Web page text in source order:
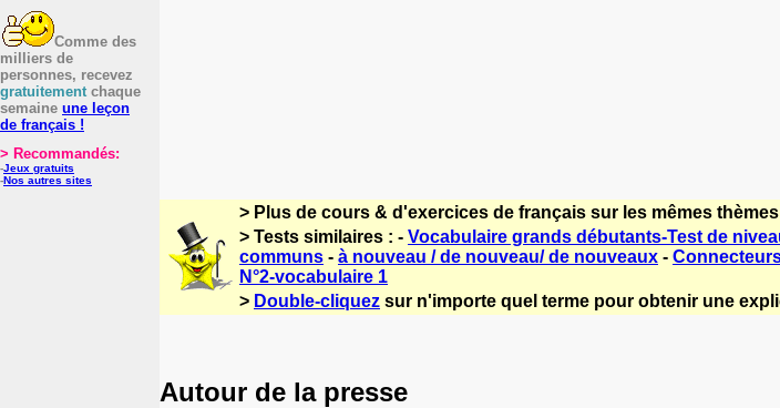
Comme des
milliers de
personnes, recevez
gratuitementchaque
semaine une leçon
de français !
> Recommandés:
-Jeux gratuits
-Nos autres sites
> Plus de cours & d'exercices de français sur les mêmes thèmes
> Tests similaires : - Vocabulaire grands débutants-Test de
communs - à nouveau / de nouveau/ de nouveaux -
N°2-vocabulaire 1
> Double-cliquez sur n'importe quel terme pour obtenir une
Autour de la presse